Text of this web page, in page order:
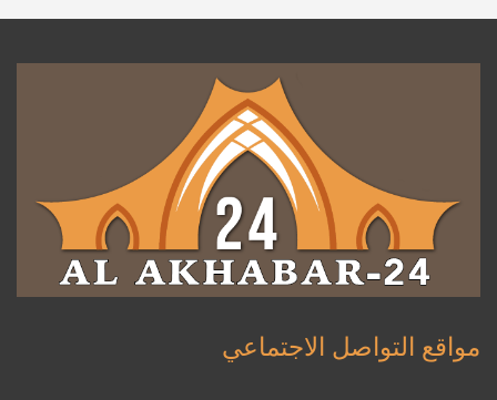
مواقع التواصل الاجتماعي